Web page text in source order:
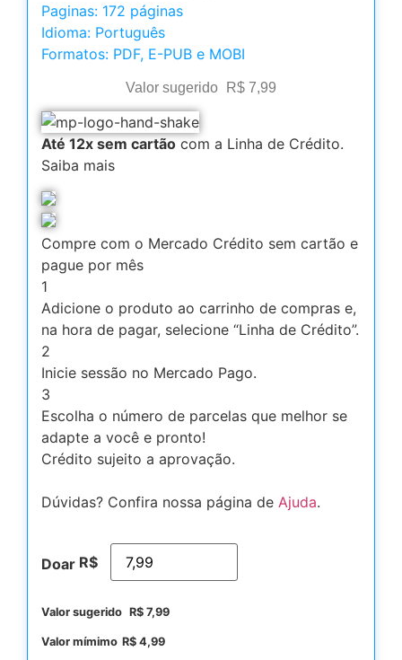
Paginas: 172 páginas
Idioma: Português
Formatos: PDF, E-PUB e MOBI
Valor sugerido R$ 7,99
Até 12x sem cartão com a Linha de Crédito.
Saiba mais
Compre com o Mercado Crédito sem cartão e
pague por mês
1
Adicione o produto ao carrinho de compras e,
na hora de pagar, selecione “Linha de Crédito”.
2
Inicie sessão no Mercado Pago.
3
Escolha o número de parcelas que melhor se
adapte a você e pronto!
Crédito sujeito a aprovação.
Dúvidas? Confira nossa página de Ajuda.
Doar R$
Valor sugerido R$ 7,99
Valor mímimo R$ 4,99